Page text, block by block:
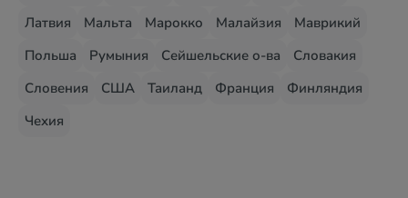
Латвия
Мальта Марокко Малайзия
Маврикий
Польша
Румыния Сейшельские о-ва
Словакия
Словения
США Таиланд Франция
Финляндия
Чехия